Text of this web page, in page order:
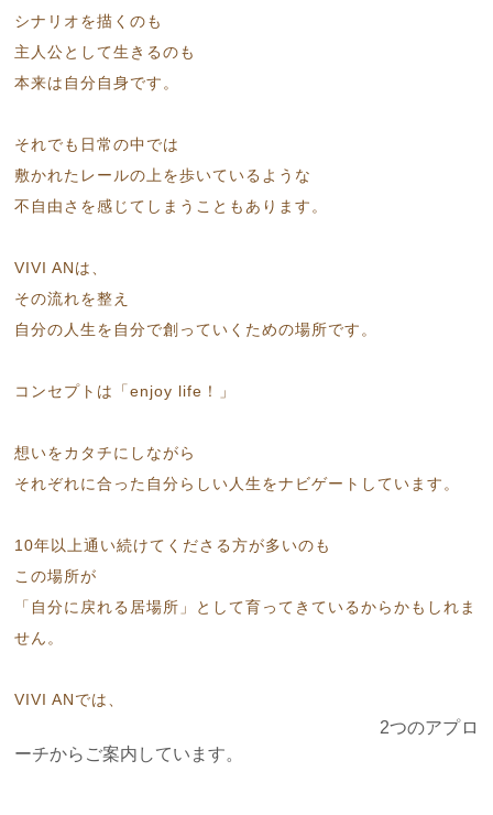
シナリオを描くのも
主人公として生きるのも
本来は自分自身です。
それでも日常の中では
敷かれたレールの上を歩いているような
不自由さを感じてしまうこともあります。
VIVI ANは、
その流れを整え
自分の人生を自分で創っていくための場所です。
コンセプトは「enjoy life！」
想いをカタチにしながら
それぞれに合った自分らしい人生をナビゲートしています。
10年以上通い続けてくださる方が多いのも
この場所が
「自分に戻れる居場所」として育ってきているからかもしれま
せん。
VIVI ANでは、
2つのアプロ
ーチからご案内しています。